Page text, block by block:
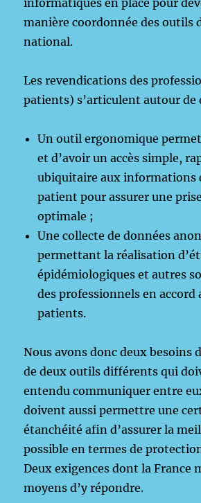
informatiques en place pour
manière coordonnée des outils
national.
Les revendications des
patients) s’articulent autour de
Un outil ergonomique
et d’avoir un accès simple,
ubiquitaire aux informations
patient pour assurer une
optimale ;
Une collecte de données
permettant la réalisation
épidémiologiques et autres
des professionnels en accord
patients.
Nous avons donc deux besoins
de deux outils différents qui
entendu communiquer entre
doivent aussi permettre une
étanchéité afin d’assurer la
possible en termes de
Deux exigences dont la France
moyens d’y répondre.